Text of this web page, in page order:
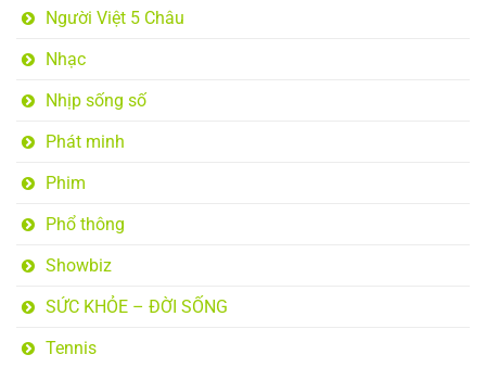
Người Việt 5 Châu
Nhạc
Nhịp sống số
Phát minh
Phim
Phổ thông
Showbiz
SỨC KHỎE – ĐỜI SỐNG
Tennis